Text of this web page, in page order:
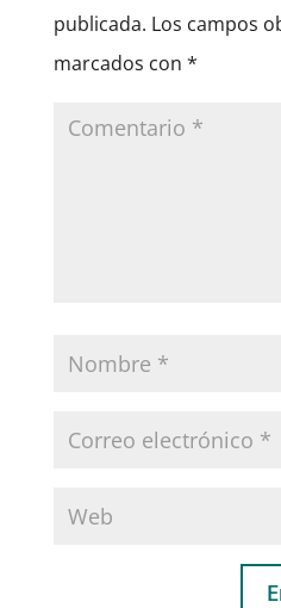
publicada. Los campos
marcados con *